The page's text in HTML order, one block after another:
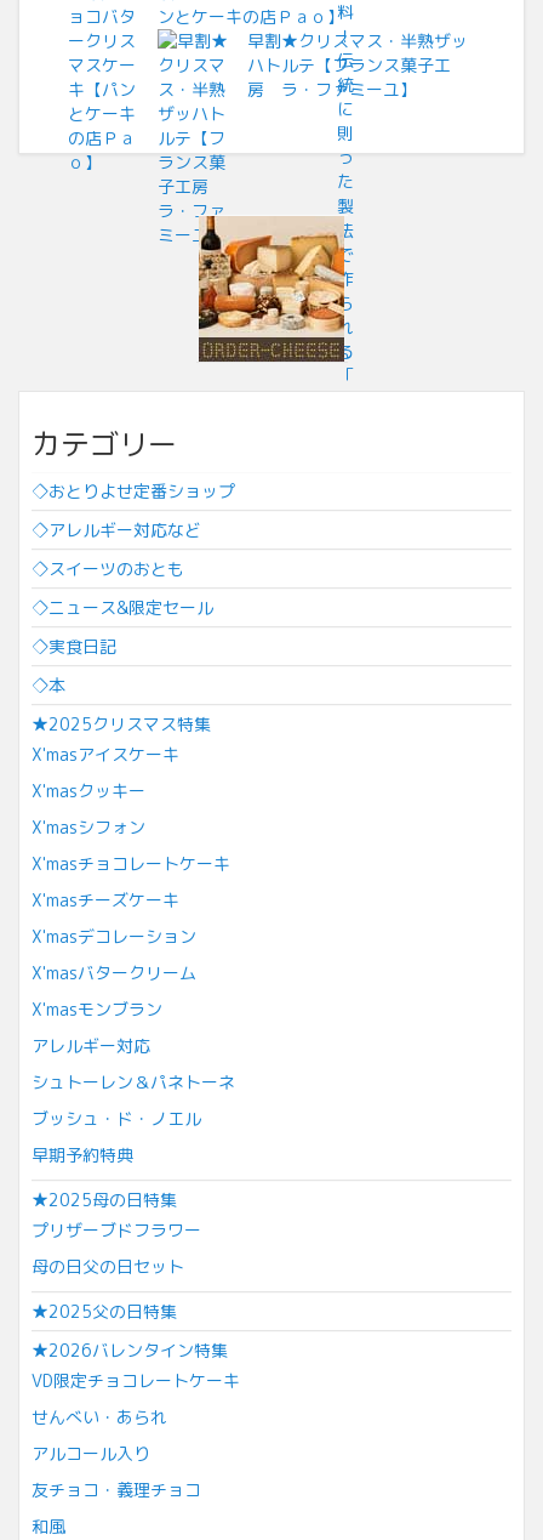
ンとケーキの店Ｐａｏ】
早割★クリスマス・半熟ザッ
ハトルテ【フランス菓子工
房 ラ・ファミーユ】
カテゴリー
◇おとりよせ定番ショップ
◇アレルギー対応など
◇スイーツのおとも
◇ニュース&限定セール
◇実食日記
◇本
★2025クリスマス特集
X'masアイスケーキ
X'masクッキー
X'masシフォン
X'masチョコレートケーキ
X'masチーズケーキ
X'masデコレーション
X'masバタークリーム
X'masモンブラン
アレルギー対応
シュトーレン＆パネトーネ
ブッシュ・ド・ノエル
早期予約特典
★2025母の日特集
プリザーブドフラワー
母の日父の日セット
★2025父の日特集
★2026バレンタイン特集
VD限定チョコレートケーキ
せんべい・あられ
アルコール入り
友チョコ・義理チョコ
和風